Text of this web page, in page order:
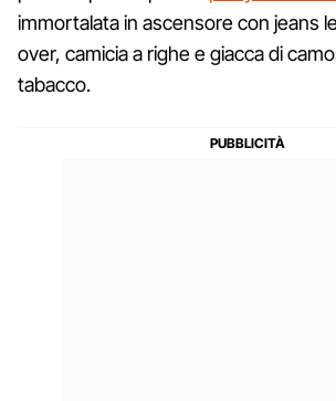
immortalata in ascensore con jeans
over, camicia a righe e giacca di
tabacco.